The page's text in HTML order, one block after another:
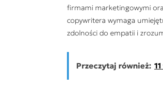
firmami marketingowymi
copywritera wymaga
zdolności do empatii i
Przeczytaj również: